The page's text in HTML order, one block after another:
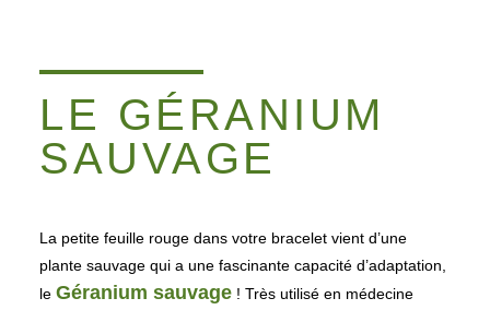
LE GÉRANIUM
SAUVAGE
La petite feuille rouge dans votre bracelet vient d’une
plante sauvage qui a une fascinante capacité d’adaptation,
le Géranium sauvage ! Très utilisé en médecine